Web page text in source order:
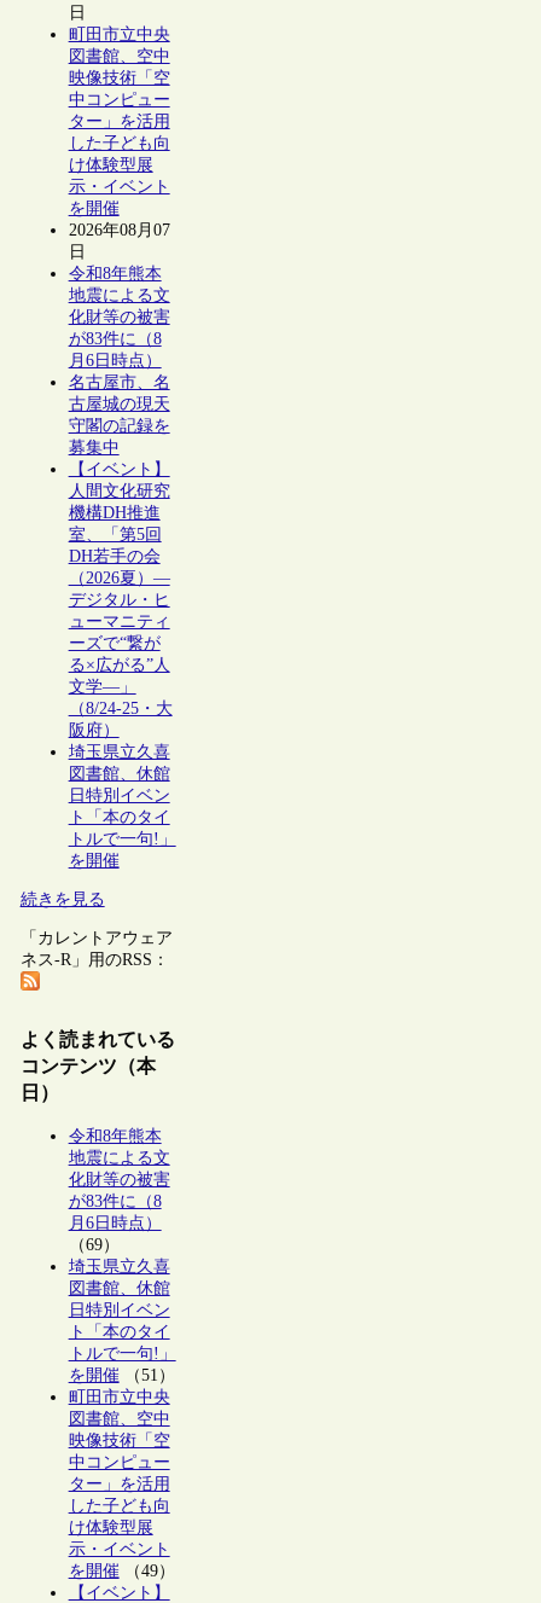
日
町田市立中央
図書館、空中
映像技術「空
中コンピュー
ター」を活用
した子ども向
け体験型展
示・イベント
を開催
2026年08月07
日
令和8年熊本
地震による文
化財等の被害
が83件に（8
月6日時点）
名古屋市、名
古屋城の現天
守閣の記録を
募集中
【イベント】
人間文化研究
機構DH推進
室、「第5回
DH若手の会
（2026夏）―
デジタル・ヒ
ューマニティ
ーズで“繋が
る×広がる”人
文学―」
（8/24-25・大
阪府）
埼玉県立久喜
図書館、休館
日特別イベン
ト「本のタイ
トルで一句!」
を開催
続きを見る
「カレントアウェア
ネス-R」用のRSS：
よく読まれている
コンテンツ（本
日）
令和8年熊本
地震による文
化財等の被害
が83件に（8
月6日時点）
（69）
埼玉県立久喜
図書館、休館
日特別イベン
ト「本のタイ
トルで一句!」
を開催（51）
町田市立中央
図書館、空中
映像技術「空
中コンピュー
ター」を活用
した子ども向
け体験型展
示・イベント
を開催（49）
【イベント】